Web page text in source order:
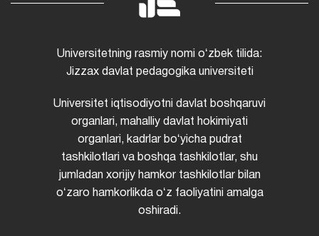
Universitetning rasmiy nomi oʻzbek tilida:
Jizzax davlat pedagogika universiteti
Universitet iqtisodiyotni davlat boshqaruvi
organlari, mahalliy davlat hokimiyati
organlari, kadrlar boʻyicha pudrat
tashkilotlari va boshqa tashkilotlar, shu
jumladan xorijiy hamkor tashkilotlar bilan
oʻzaro hamkorlikda oʻz faoliyatini amalga
oshiradi.